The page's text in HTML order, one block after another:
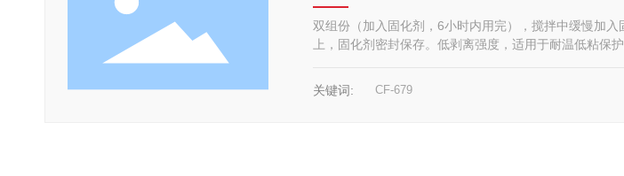
双组份（加入固化剂，6小时内用完），搅拌中缓慢加
上，固化剂密封保存。低剥离强度，适用于耐温低粘保
关键词: CF-679